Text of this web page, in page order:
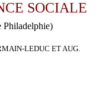
SOCIALE
Philadelphie)
LEDUC ET AUG.